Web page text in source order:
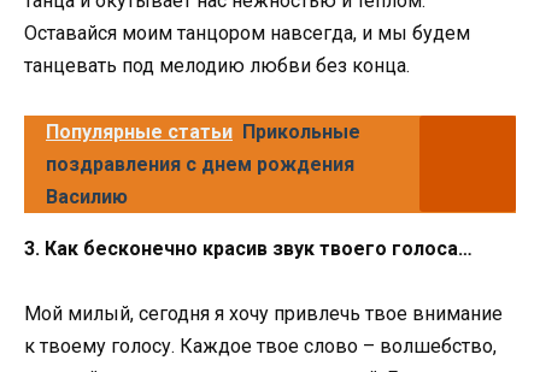
Оставайся моим танцором навсегда, и мы будем
танцевать под мелодию любви без конца.
Популярные статьи Прикольные
поздравления с днем рождения
Василию
3. Как бесконечно красив звук твоего голоса…
Мой милый, сегодня я хочу привлечь твое внимание
к твоему голосу. Каждое твое слово – волшебство,